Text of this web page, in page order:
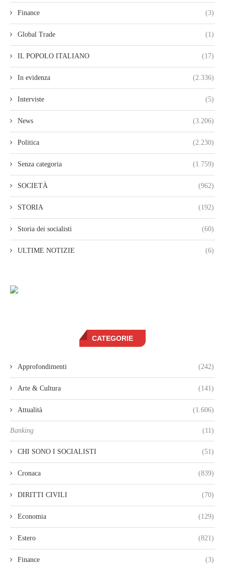
Finance (3)
Global Trade (1)
IL POPOLO ITALIANO (17)
In evidenza (2.336)
Interviste (5)
News (3.206)
Politica (2.230)
Senza categoria (1.759)
SOCIETÀ (962)
STORIA (192)
Storia dei socialisti (60)
ULTIME NOTIZIE (6)
CATEGORIE
Approfondimenti (242)
Arte & Cultura (141)
Attualità (1.606)
Banking (11)
CHI SONO I SOCIALISTI (51)
Cronaca (839)
DIRITTI CIVILI (70)
Economia (129)
Estero (821)
Finance (3)